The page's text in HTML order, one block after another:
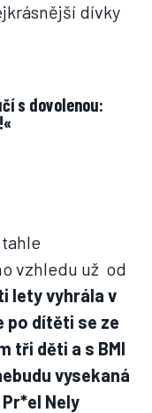
dívky
s dovolenou:
vzhledu už od
lety vyhrála v
po dítěti se ze
tři děti a s BMI
vysekaná
Pr*el Nely